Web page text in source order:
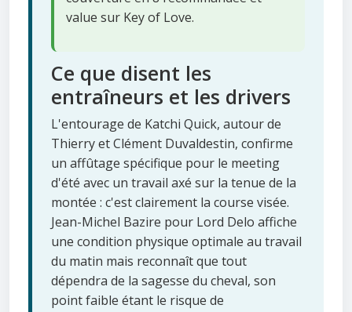
value sur Key of Love.
Ce que disent les
entraîneurs et les drivers
L'entourage de Katchi Quick, autour de
Thierry et Clément Duvaldestin, confirme
un affûtage spécifique pour le meeting
d'été avec un travail axé sur la tenue de la
montée : c'est clairement la course visée.
Jean-Michel Bazire pour Lord Delo affiche
une condition physique optimale au travail
du matin mais reconnaît que tout
dépendra de la sagesse du cheval, son
point faible étant le risque de